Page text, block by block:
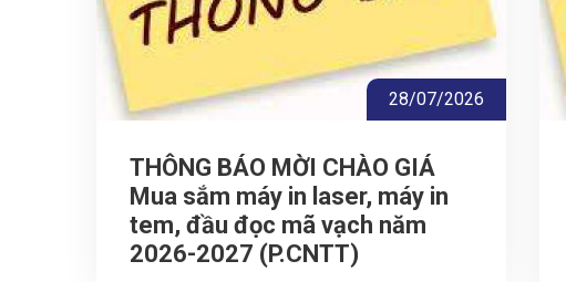
28/07/2026
THÔNG BÁO MỜI CHÀO GIÁ
Mua sắm máy in laser, máy in
tem, đầu đọc mã vạch năm
2026-2027 (P.CNTT)